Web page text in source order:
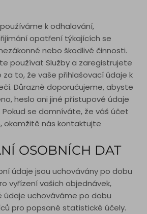
k odhalování,
opatření týkajících se
nebo škodlivé činnosti.
používat Služby a zaregistrujete
to, že vaše přihlašovací údaje k
Důrazně doporučujeme, abyste
heslo ani jiné přístupové údaje
Pokud se domníváte, že váš účet
okamžitě nás kontaktujte
OSOBNÍCH DAT
údaje jsou uchovávány po dobu
vyřízení vašich objednávek,
údaje uchováváme po dobu
pro popsané statistické účely.